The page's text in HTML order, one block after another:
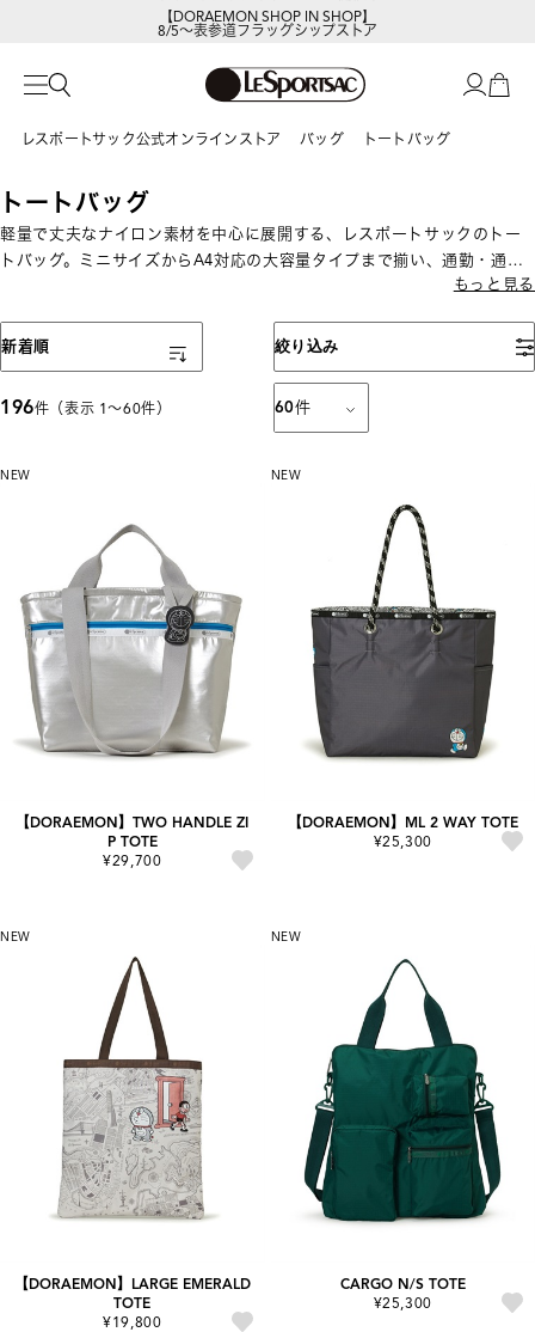
【DORAEMON SHOP IN SHOP】
8/5～表参道フラッグシップストア
レスポートサック公式オンラインストア バッグ トートバッグ
トートバッグ
軽量で丈夫なナイロン素材を中心に展開する、レスポートサックのトー
トバッグ。ミニサイズからA4対応の大容量タイプまで揃い、通勤・通学
やデイリー使い、ママバッグにもおすすめ。収納力と使いやすさを兼ね
もっと見る
絞り込み
196件（表示 1〜60件） 60件
表示順
新着順
NEW
【DORAEMON】TWO HANDLE ZI
P TOTE
¥29,700
NEW
【DORAEMON】ML 2 WAY TOTE
¥25,300
NEW
【DORAEMON】LARGE EMERALD
TOTE
¥19,800
NEW
CARGO N/S TOTE
¥25,300